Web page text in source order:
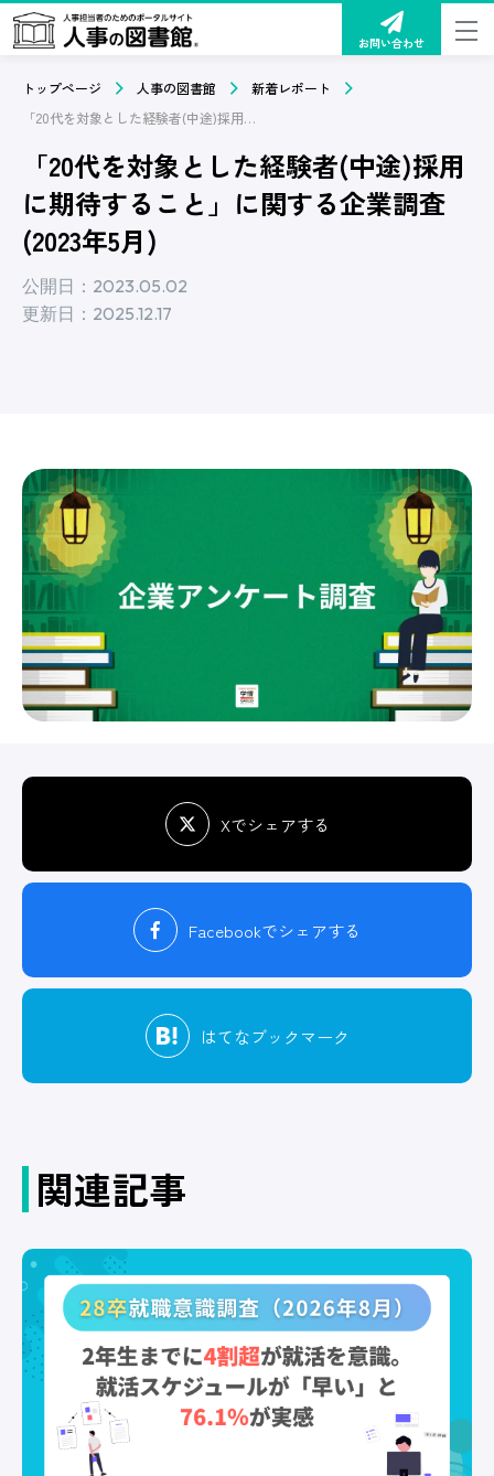
お問い合わせ
トップページ 人事の図書館
新着レポート
「20代を対象とした経験者(中途)採用に期待すること」に関する企業調査(2023年5月)
「20代を対象とした経験者(中途)採用
に期待すること」に関する企業調査
(2023年5月)
公開日：2023.05.02
更新日：2025.12.17
Xでシェアする
Facebookでシェアする
はてなブックマーク
関連記事